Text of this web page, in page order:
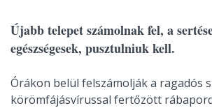
Újabb telepet számolnak fel, a
egészségesek, pusztulniuk kell.
Órákon belül felszámolják a ragadós
körömfájásvírussal fertőzött